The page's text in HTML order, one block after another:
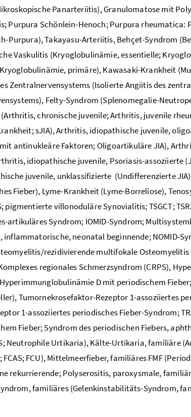
Panarteriitis), Granulomatose mit
Purpura Schönlein-Henoch; Purpura rheumatica:
Purpura), Takayasu-Arteriitis, Behçet-Syndrom
Vaskulitis (Kryoglobulinämie, essentielle;
primäre), Kawasaki-Krankheit
Zentralnervensystems (Isolierte Angiitis des
Felty-Syndrom (Splenomegalie-
chronische juvenile; Arthritis, juvenile
sJIA), Arthritis, idiopathische juvenile,
antinukleäre Faktoren; Oligoartikuläre JIA),
idiopathische juvenile, Psoriasis-assoziierte
juvenile, unklassifizierte (Undifferenzierte
Fieber), Lyme-Krankheit (Lyme-Borreliose),
pigmentierte villonoduläre Synovialitis; TSGCT;
artikuläres Syndrom; IOMID-Syndrom;
neonatal beginnende; NOMID-
rezidivierende multifokale Osteomyelitis
regionales Schmerzsyndrom (CRPS),
D mit periodischem
Tumornekrosefaktor-Rezeptor 1-assoziiertes
1-assoziiertes periodisches Fieber-Syndrom;
Fieber; Syndrom des periodischen Fiebers,
Neutrophile Urtikaria), Kälte-Urtikaria, familiäre
FCU), Mittelmeerfieber, familiäres FMF
rekurrierende; Polyserositis, paroxysmale,
familiäres (Gelenkinstabilitäts-Syndrom,